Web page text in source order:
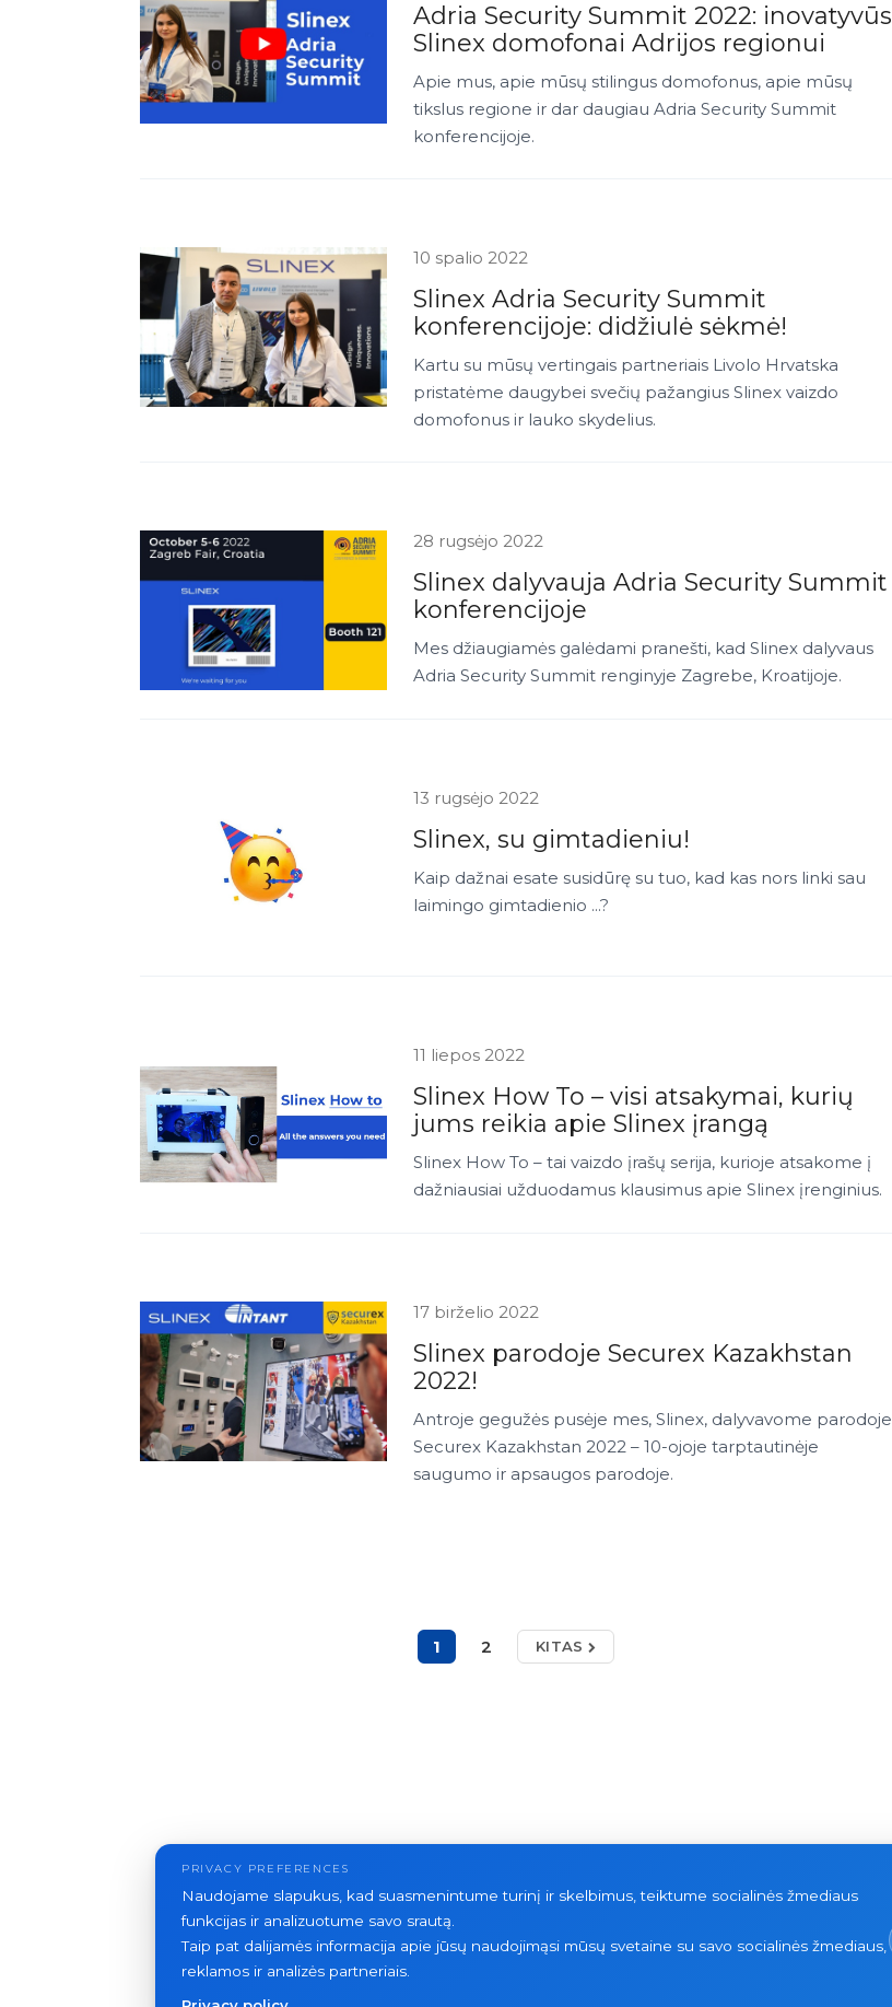
Adria Security Summit 2022: inovatyvūs
Slinex domofonai Adrijos regionui
Apie mus, apie mūsų stilingus domofonus, apie mūsų
tikslus regione ir dar daugiau Adria Security Summit
konferencijoje.
10 spalio 2022
Slinex Adria Security Summit
konferencijoje: didžiulė sėkmė!
Kartu su mūsų vertingais partneriais Livolo Hrvatska
pristatėme daugybei svečių pažangius Slinex vaizdo
domofonus ir lauko skydelius.
28 rugsėjo 2022
Slinex dalyvauja Adria Security Summit
konferencijoje
Mes džiaugiamės galėdami pranešti, kad Slinex dalyvaus
Adria Security Summit renginyje Zagrebe, Kroatijoje.
13 rugsėjo 2022
Slinex, su gimtadieniu!
Kaip dažnai esate susidūrę su tuo, kad kas nors linki sau
laimingo gimtadienio ...?
11 liepos 2022
Slinex How To – visi atsakymai, kurių
jums reikia apie Slinex įrangą
Slinex How To – tai vaizdo įrašų serija, kurioje atsakome į
dažniausiai užduodamus klausimus apie Slinex įrenginius.
17 birželio 2022
Slinex parodoje Securex Kazakhstan
2022!
Antroje gegužės pusėje mes, Slinex, dalyvavome parodoje
Securex Kazakhstan 2022 – 10-ojoje tarptautinėje
saugumo ir apsaugos parodoje.
1 2 KITAS
PRIVACY PREFERENCES
Naudojame slapukus, kad suasmenintume turinį ir skelbimus, teiktume socialinės žmediaus
funkcijas ir analizuotume savo srautą.
Taip pat dalijamės informacija apie jūsų naudojimąsi mūsų svetaine su savo socialinės žmediaus,
reklamos ir analizės partneriais.